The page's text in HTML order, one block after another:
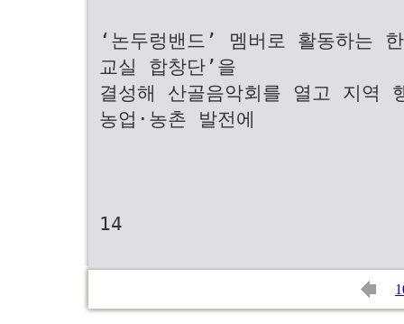
‘논두렁밴드’ 멤버로 활동하는
교실 합창단’을
결성해 산골음악회를 열고 지역
농업·농촌 발전에
14